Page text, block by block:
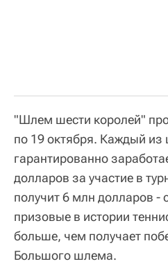
"Шлем шести королей"
по 19 октября. Каждый из
гарантированно
долларов за участие в
получит 6 млн долларов
призовые в истории
больше, чем получает
Большого шлема.